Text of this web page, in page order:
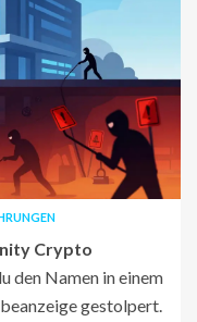
Crypto
den Namen in einem
gestolpert.